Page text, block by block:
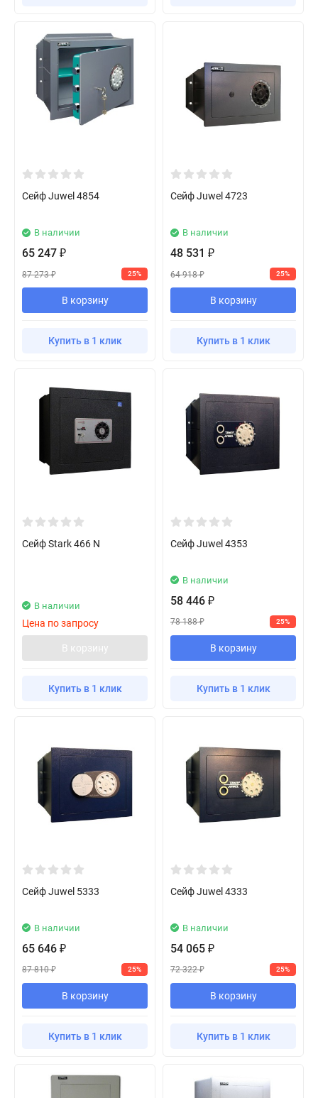
Сейф Juwel 4854
В наличии
65 247 ₽
87 273₽ 25%
В корзину
Купить в 1 клик
Сейф Juwel 4723
В наличии
48 531 ₽
64 918₽ 25%
В корзину
Купить в 1 клик
Сейф Stark 466 N
В наличии
Цена по запросу
В корзину
Купить в 1 клик
Сейф Juwel 4353
В наличии
58 446 ₽
78 188₽ 25%
В корзину
Купить в 1 клик
Сейф Juwel 5333
В наличии
65 646 ₽
87 810₽ 25%
В корзину
Купить в 1 клик
Сейф Juwel 4333
В наличии
54 065 ₽
72 322₽ 25%
В корзину
Купить в 1 клик